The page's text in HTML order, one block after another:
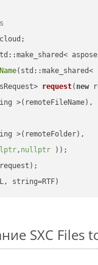
request( new
>(remoteFileName),
>(remoteFolder),
, nullptr ))
string=RTF)
SXC Files